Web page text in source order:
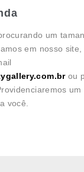
um
em nosso
ou
um
você.